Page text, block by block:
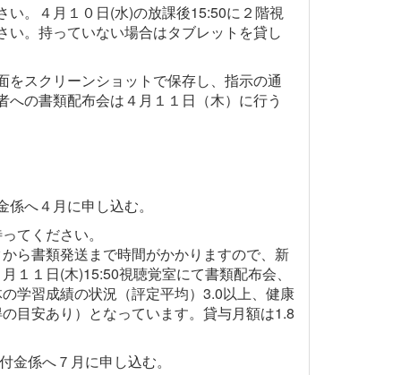
。４月１０日(水)の放課後15:50に２階視
。持っていない場合はタブレットを貸し
スクリーンショットで保存し、指示の通
の書類配布会は４月１１日（木）に行う
へ４月に申し込む。
てください。
ら書類発送まで時間がかかりますので、新
１１日(木)15:50視聴覚室にて書類配布会、
学習成績の状況（評定平均）3.0以上、健康
目安あり）となっています。貸与月額は1.8
係へ７月に申し込む。